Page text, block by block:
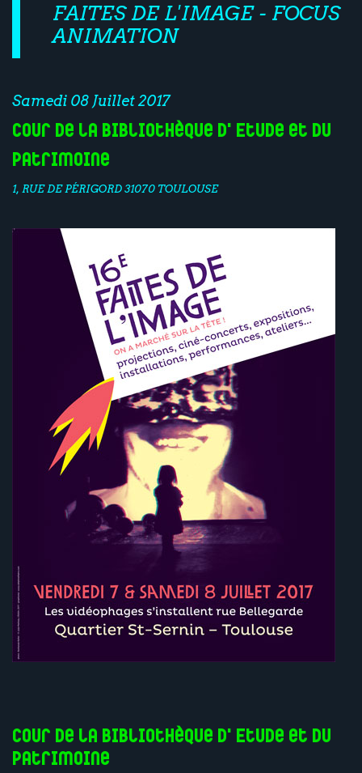
FAITES DE L'IMAGE - FOCUS
ANIMATION
Samedi 08 Juillet 2017
cour de la Bibliothèque d'Etude et du
Patrimoine
1, RUE DE PÉRIGORD 31070 TOULOUSE
cour de la Bibliothèque d'Etude et du
Patrimoine